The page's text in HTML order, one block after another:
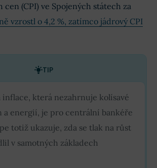
(CPI) ve Spojených státech za
vzrostl o 4,2 %, zatímco jádrový CPI
TIP
inflace, která nezahrnuje kolísavé
a energií, je pro centrální bankéře
totiž ukazuje, zda se tlak na růst
v samotných základech